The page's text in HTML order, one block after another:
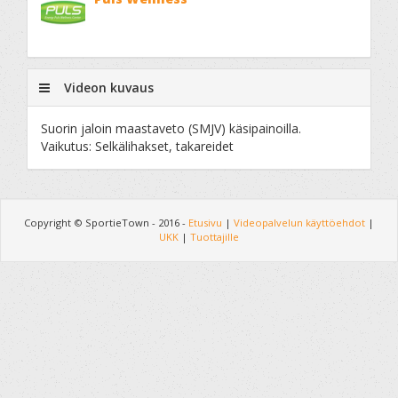
Videon kuvaus
Suorin jaloin maastaveto (SMJV) käsipainoilla.
Vaikutus: Selkälihakset, takareidet
Copyright © SportieTown - 2016 - Etusivu | Videopalvelun käyttöehdot |
UKK | Tuottajille